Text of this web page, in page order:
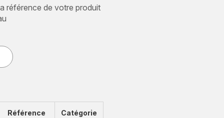
référence de votre produit
Référence Catégorie